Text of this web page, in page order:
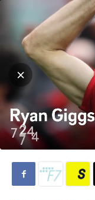
Hjem Fotball
Fotball
Så på
Gunnar
toppklubb